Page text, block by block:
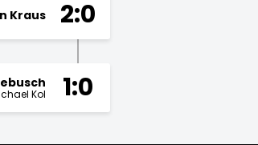
2:0
Kraus
1:0
Kol